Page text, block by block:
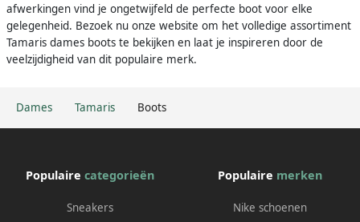
Dames Tamaris Boots
afwerkingen vind je ongetwijfeld de perfecte boot voor elke
gelegenheid. Bezoek nu onze website om het volledige assortiment
Tamaris dames boots te bekijken en laat je inspireren door de
veelzijdigheid van dit populaire merk.
Populaire categorieën
Sneakers
Populaire merken
Nike schoenen